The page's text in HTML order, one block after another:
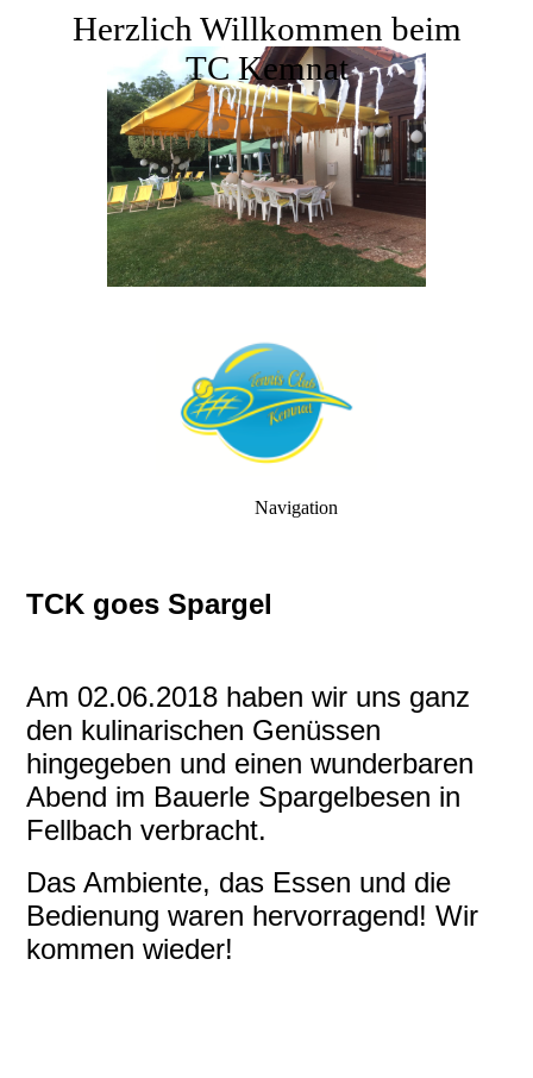
Herzlich Willkommen beim
TC Kemnat
Navigation
TCK goes Spargel
Am 02.06.2018 haben wir uns ganz
den kulinarischen Genüssen
hingegeben und einen wunderbaren
Abend im Bauerle Spargelbesen in
Fellbach verbracht.
Das Ambiente, das Essen und die
Bedienung waren hervorragend! Wir
kommen wieder!